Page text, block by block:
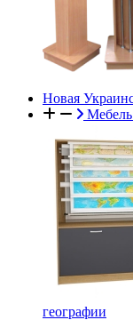
Новая
географии